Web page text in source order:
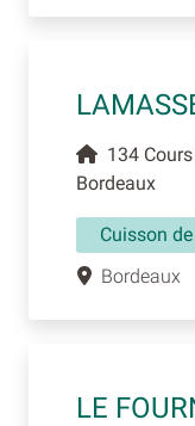
134
Bordeaux
Cuisson
Bordeaux
LE